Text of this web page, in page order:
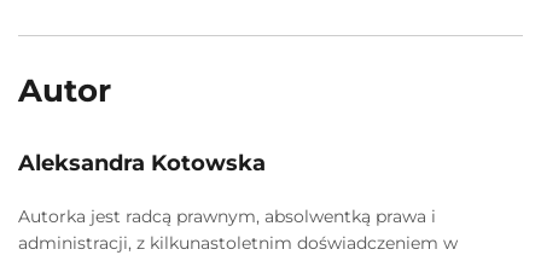
Autor
Aleksandra Kotowska
Autorka jest radcą prawnym, absolwentką prawa i
administracji, z kilkunastoletnim doświadczeniem w